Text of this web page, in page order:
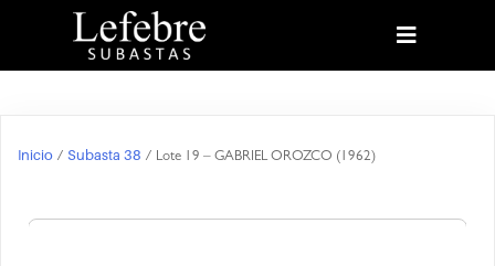
Inicio / Subasta 38 / Lote 19 – GABRIEL OROZCO (1962)